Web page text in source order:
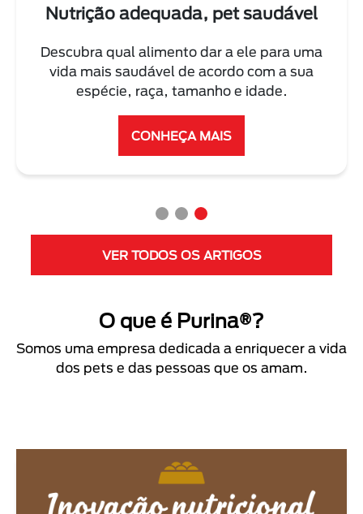
Treine seu cão ou seu gato
Conheça as melhores dicas dos nossos
especialistas para adestrar seu pet
corretamente.
VER MAIS
VER TODOS OS ARTIGOS
O que é Purina®?
Somos uma empresa dedicada a enriquecer a vida
dos pets e das pessoas que os amam.